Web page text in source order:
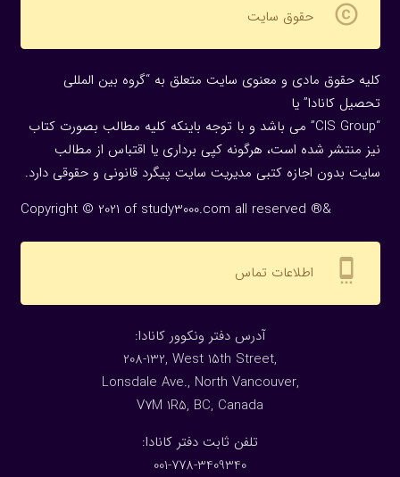
copyright حقوق سایت
کلیه حقوق مادی و معنوی سایت متعلق به “گروه بین المللی
تحصیل کانادا” یا
“CIS Group” می باشد و با توجه باینکه کلیه مطالب بصورت کتاب
نیز منتشر شده است، هرگونه كپی برداری یا اقتباس از مطالب
سایت بدون اجازه كتبی مدیریت سایت پیگرد قانونی و حقوقی دارد.
Copyright © 2021 of study3000.com all reserved ®&
settings_cell اطلاعات تماس
:آدرس دفتر ونکوور کانادا
208-132, West 15th Street,
Lonsdale Ave., North Vancouver,
V7M 1R5, BC, Canada
:تلفن ثابت دفتر کانادا
001-778-3409340